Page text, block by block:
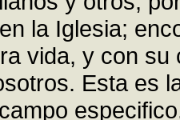
la Iglesia;
vida, y con
Esta es